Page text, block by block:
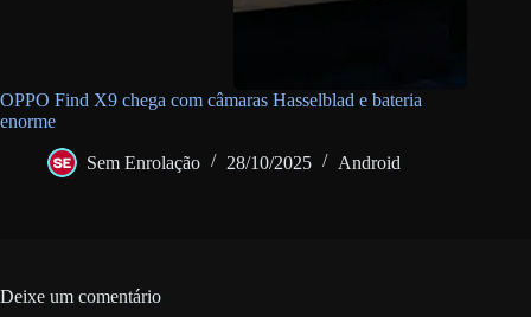
OPPO Find X9 chega com câmaras Hasselblad e bateria
enorme
Sem Enrolação 28/10/2025 Android
Deixe um comentário